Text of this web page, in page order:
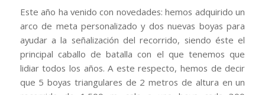
Este año ha venido con novedades: hemos adquirido un
arco de meta personalizado y dos nuevas boyas para
ayudar a la señalización del recorrido, siendo éste el
principal caballo de batalla con el que tenemos que
lidiar todos los años. A este respecto, hemos de decir
que 5 boyas triangulares de 2 metros de altura en un